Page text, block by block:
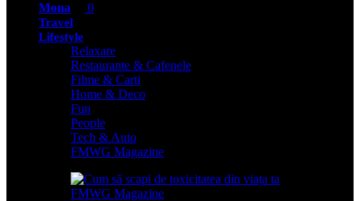
Mona 0
Travel
Lifestyle
Relaxare
Restaurante & Cafenele
Filme & Carti
Home & Deco
Fun
People
Tech & Auto
FMWG Magazine